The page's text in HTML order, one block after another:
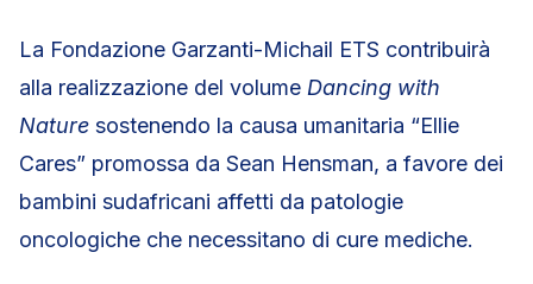
La Fondazione Garzanti-Michail ETS contribuirà
alla realizzazione del volume Dancing with
Nature sostenendo la causa umanitaria “Ellie
Cares” promossa da Sean Hensman, a favore dei
bambini sudafricani affetti da patologie
oncologiche che necessitano di cure mediche.